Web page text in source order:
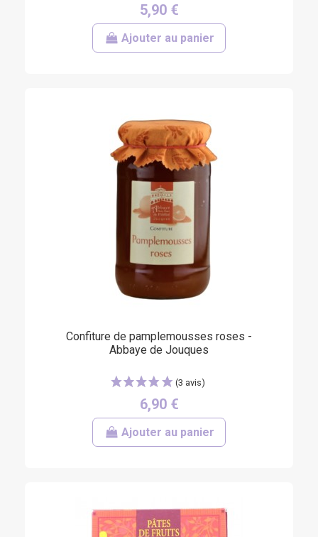
5,90 €
Ajouter au panier
Confiture de pamplemousses roses -
Abbaye de Jouques
6,90 €
Ajouter au panier